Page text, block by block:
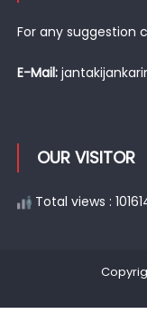
For any suggestion
E-Mail:
OUR VISITOR
Total views :